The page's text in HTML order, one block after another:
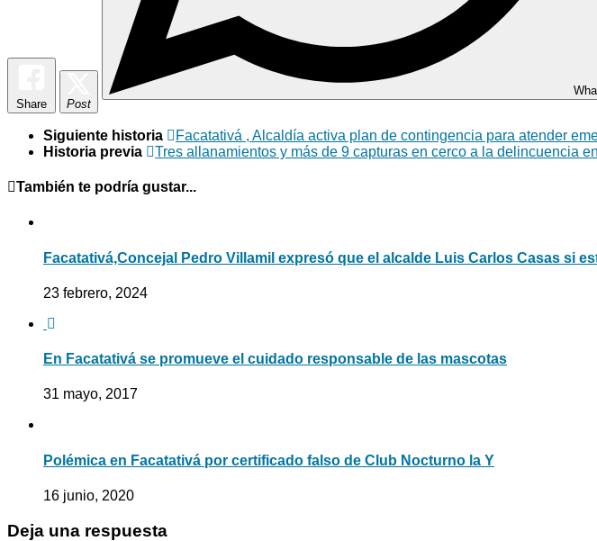
Share Post
Siguiente historia
Facatativá , Alcaldía activa plan de contingencia para atender
Historia previa
Tres allanamientos y más de 9 capturas en cerco a la delincuencia
También te podría gustar...
Facatativá,Concejal Pedro Villamil expresó que el alcalde Luis Carlos Casas si
23 febrero, 2024
En Facatativá se promueve el cuidado responsable de las mascotas
31 mayo, 2017
Polémica en Facatativá por certificado falso de Club Nocturno la Y
16 junio, 2020
Deja una respuesta